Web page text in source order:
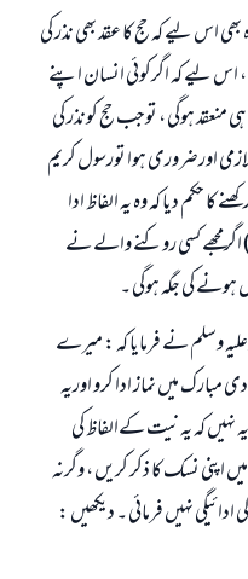
اس لیے کہ حج کا عقد بھی نذر کی
اس لیے کہ اگرکوئي انسان اپنے
منعقد ہوگي ، توجب حج کونذر کی
اورضروری ہوا تورسول کریم
حکم دیا کہ وہ یہ الفاظ ادا
کسی روکنے والے نے
کی جگہ ہوگي ۔
وسلم نے فرمایا کہ : میرے
میں نماز ادا کرو اوریہ
نہيں کہ یہ نیت کےالفاظ کی
اپنی نسک کا ذکر کريں ، وگرنہ
نہيں فرمائي ۔ دیکھیں :